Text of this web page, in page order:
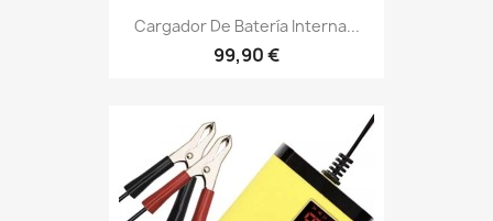
Cargador De Batería Interna...
99,90 €